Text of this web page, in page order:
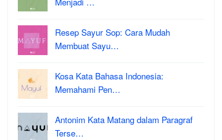
Resep Sayur Sop: Cara Mudah
Membuat Sayu…
Kosa Kata Bahasa Indonesia:
Memahami Pen…
Antonim Kata Matang dalam Paragraf
Terse…